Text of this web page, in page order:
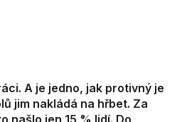
A je jedno, jak protivný je
jim nakládá na hřbet. Za
našlo jen 15 % lidí. Do